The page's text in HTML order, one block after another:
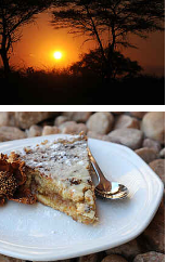
version